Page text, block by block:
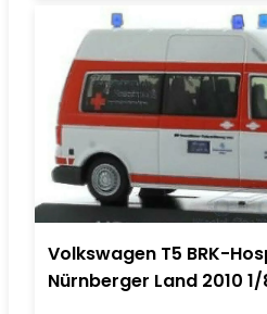
Volkswagen T5 BRK-
Nürnberger Land 2010